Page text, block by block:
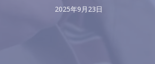
2025年9月23日